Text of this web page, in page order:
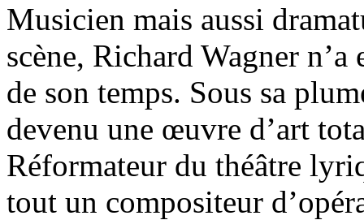
Musicien mais aussi
scène, Richard Wagner
de son temps. Sous sa
devenu une œuvre d’art
Réformateur du théâtre
tout un compositeur